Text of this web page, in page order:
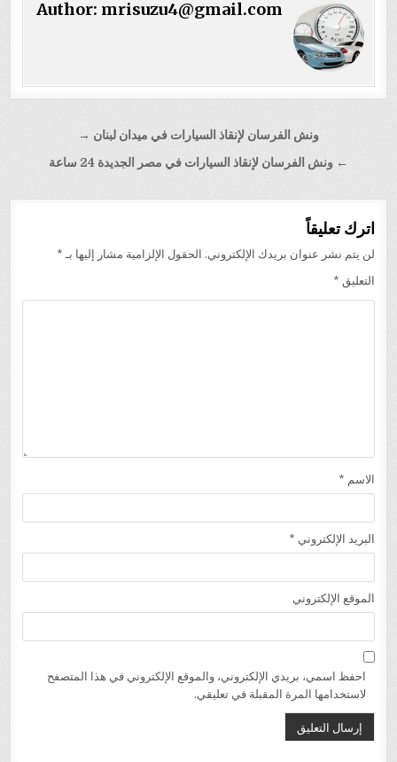
Author: mrisuzu4@gmail.com
المقالات
ونش الفرسان لإنقاذ السيارات في ميدان لبنان →
← ونش الفرسان لإنقاذ السيارات في مصر الجديدة 24 ساعة
اترك تعليقاً
لن يتم نشر عنوان بريدك الإلكتروني. الحقول الإلزامية مشار إليها بـ *
التعليق *
الاسم *
البريد الإلكتروني *
الموقع الإلكتروني
احفظ اسمي، بريدي الإلكتروني، والموقع الإلكتروني في هذا المتصفح
لاستخدامها المرة المقبلة في تعليقي.